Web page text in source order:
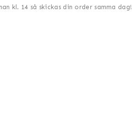
kl. 14 så skickas din order samma dag!